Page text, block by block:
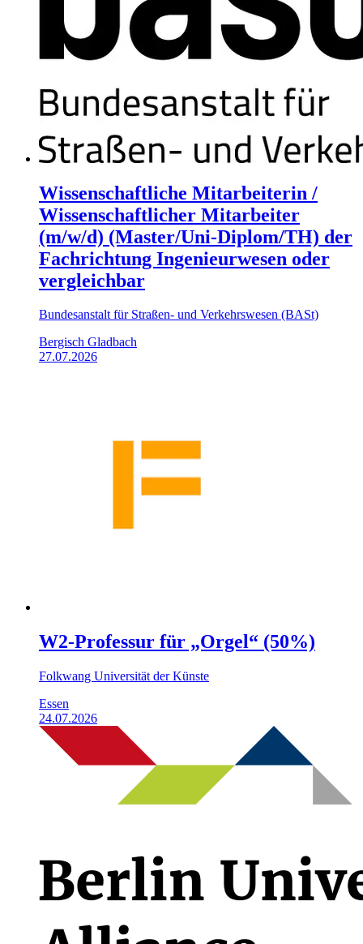
Wissenschaftliche Mitarbeiterin /
Wissenschaftlicher Mitarbeiter
(m/w/d) (Master/Uni-Diplom/TH) der
Fachrichtung Ingenieurwesen oder
vergleichbar
Bundesanstalt für Straßen- und Verkehrswesen (BASt)
Bergisch Gladbach
27.07.2026
W2-Professur für „Orgel“ (50%)
Folkwang Universität der Künste
Essen
24.07.2026